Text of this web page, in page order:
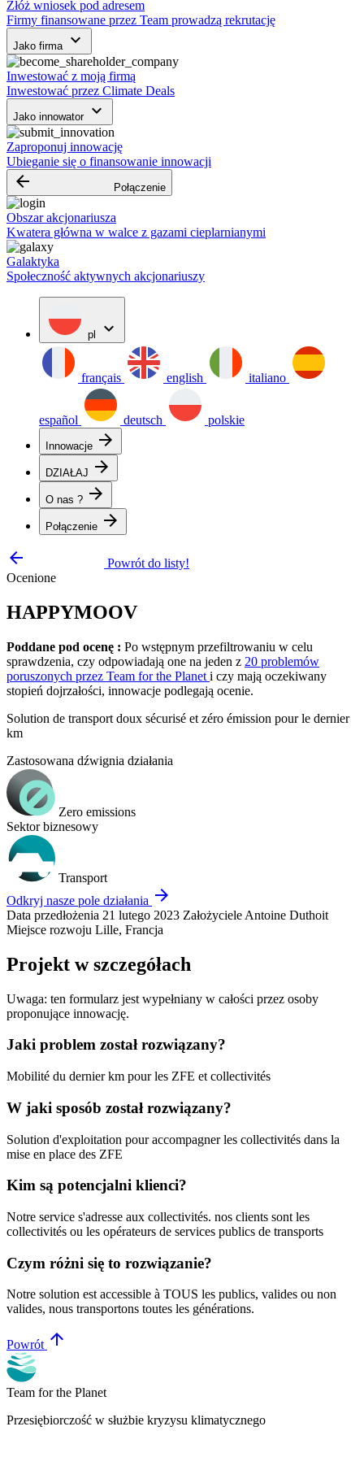
Złóż wniosek pod adresem
Firmy finansowane przez Team prowadzą rekrutację
Jako firma keyboard_arrow_down
Inwestować z moją firmą
Inwestować przez Climate Deals
Jako innowator keyboard_arrow_down
Zaproponuj innowację
Ubieganie się o finansowanie innowacji
arrow_backward Połączenie
Obszar akcjonariusza
Kwatera główna w walce z gazami cieplarnianymi
Galaktyka
Społeczność aktywnych akcjonariuszy
pl expand_more
français english italiano
español deutsch polskie
Innowacje arrow_forward
DZIAŁAJ arrow_forward
O nas ? arrow_forward
Połączenie arrow_forward
arrow_backward
Powrót do listy!
Ocenione
HAPPYMOOV
Poddane pod ocenę : Po wstępnym przefiltrowaniu w celu
sprawdzenia, czy odpowiadają one na jeden z 20 problemów
poruszonych przez Team for the Planet i czy mają oczekiwany
stopień dojrzałości, innowacje podlegają ocenie.
Solution de transport doux sécurisé et zéro émission pour le dernier
km
Zastosowana dźwignia działania
Zero emissions
Sektor biznesowy
Transport
Odkryj nasze pole działania arrow_forward
Data przedłożenia 21 lutego 2023 Założyciele Antoine Duthoit
Miejsce rozwoju Lille, Francja
Projekt w szczegółach
Uwaga: ten formularz jest wypełniany w całości przez osoby
proponujące innowację.
Jaki problem został rozwiązany?
Mobilité du dernier km pour les ZFE et collectivités
W jaki sposób został rozwiązany?
Solution d'exploitation pour accompagner les collectivités dans la
mise en place des ZFE
Kim są potencjalni klienci?
Notre service s'adresse aux collectivités. nos clients sont les
collectivités ou les opérateurs de services publics de transports
Czym różni się to rozwiązanie?
Notre solution est accessible à TOUS les publics, valides ou non
valides, nous transportons toutes les générations.
Powrót arrow_upward
Team for the Planet
Przesiębiorczość w służbie kryzysu klimatycznego